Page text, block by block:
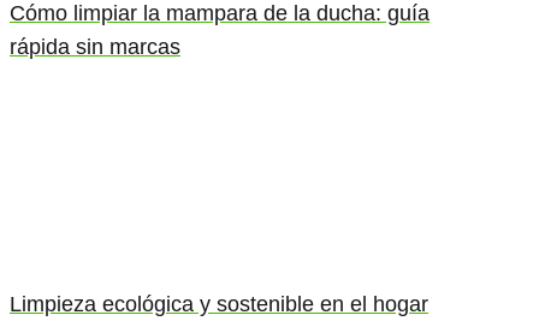
Cómo limpiar la mampara de la ducha: guía
rápida sin marcas
Limpieza ecológica y sostenible en el hogar